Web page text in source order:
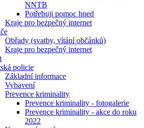
NNTB
Potřebuji pomoc hned
Kraje pro bezpečný internet
Obřady (svatby, vítání občánků)
Kraje pro bezpečný internet
policie
Základní informace
Vybavení
Prevence kriminality
Prevence kriminality - fotogalerie
Prevence kriminality - akce do roku
2022